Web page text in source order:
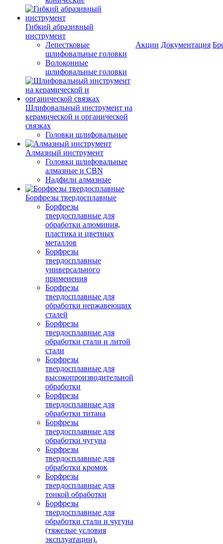
Гибкий абразивный
инструмент
Лепестковые
шлифовальные головки
Волоконные
шлифовальные головки
Шлифовальный инструмент на
керамической и органической
связках
Головки шлифовальные
Алмазный инструмент
Головки шлифовальные
алмазные и CBN
Надфили алмазные
Борфрезы твердосплавные
Борфрезы
твердосплавные для
обработки алюминия,
пластика и цветных
металлов
Борфрезы
твердосплавные
универсального
применения
Борфрезы
твердосплавные для
обработки нержавеющих
сталей
Борфрезы
твердосплавные для
обработки стали и литой
стали
Борфрезы
твердосплавные для
высокопроизводительной
обработки
Борфрезы
твердосплавные для
обработки титана
Борфрезы
твердосплавные для
обработки чугуна
Борфрезы
твердосплавные для
обработки кромок
Борфрезы
твердосплавные для
тонкой обработки
Борфрезы
твердосплавные для
обработки стали и чугуна
(тяжелые условия
эксплуатации).
Акции Документация